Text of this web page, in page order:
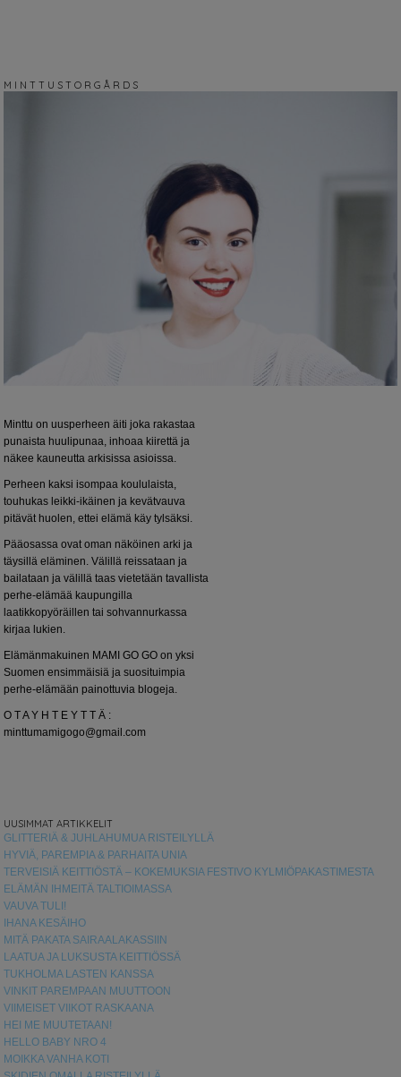
M I N T T U S T O R G Å R D S
Minttu on uusperheen äiti joka rakastaa
punaista huulipunaa, inhoaa kiirettä ja
näkee kauneutta arkisissa asioissa.
Perheen kaksi isompaa koululaista,
touhukas leikki-ikäinen ja kevätvauva
pitävät huolen, ettei elämä käy tylsäksi.
Pääosassa ovat oman näköinen arki ja
täysillä eläminen. Välillä reissataan ja
bailataan ja välillä taas vietetään tavallista
perhe-elämää kaupungilla
laatikkopyöräillen tai sohvannurkassa
kirjaa lukien.
Elämänmakuinen MAMI GO GO on yksi
Suomen ensimmäisiä ja suosituimpia
perhe-elämään painottuvia blogeja.
O T A Y H T E Y T T Ä :
minttumamigogo@gmail.com
UUSIMMAT ARTIKKELIT
GLITTERIÄ & JUHLAHUMUA RISTEILYLLÄ
HYVIÄ, PAREMPIA & PARHAITA UNIA
TERVEISIÄ KEITTIÖSTÄ – KOKEMUKSIA FESTIVO KYLMIÖPAKASTIMESTA
ELÄMÄN IHMEITÄ TALTIOIMASSA
VAUVA TULI!
IHANA KESÄIHO
MITÄ PAKATA SAIRAALAKASSIIN
LAATUA JA LUKSUSTA KEITTIÖSSÄ
TUKHOLMA LASTEN KANSSA
VINKIT PAREMPAAN MUUTTOON
VIIMEISET VIIKOT RASKAANA
HEI ME MUUTETAAN!
HELLO BABY NRO 4
MOIKKA VANHA KOTI